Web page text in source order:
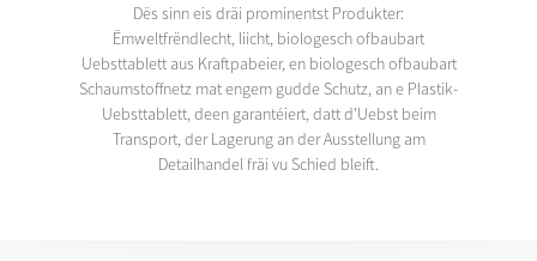
Dës sinn eis dräi prominentst Produkter:
Ëmweltfrëndlecht, liicht, biologesch ofbaubart
Uebsttablett aus Kraftpabeier, en biologesch ofbaubart
Schaumstoffnetz mat engem gudde Schutz, an e Plastik-
Uebsttablett, deen garantéiert, datt d'Uebst beim
Transport, der Lagerung an der Ausstellung am
Detailhandel fräi vu Schied bleift.